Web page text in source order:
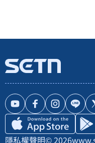
隱私權聲明© 2026